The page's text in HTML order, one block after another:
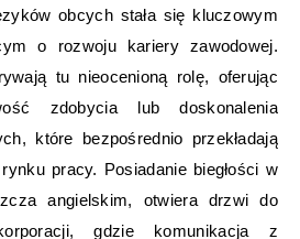
obcych stała się kluczowym
o rozwoju kariery zawodowej.
tu nieocenioną rolę, oferując
zdobycia lub doskonalenia
które bezpośrednio przekładają
pracy. Posiadanie biegłości w
angielskim, otwiera drzwi do
gdzie komunikacja z